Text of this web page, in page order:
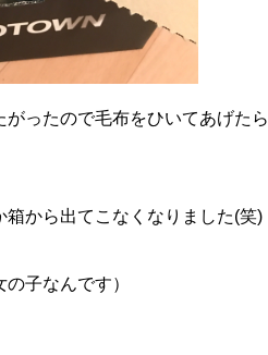
ったので毛布をひいてあげたら
から出てこなくなりました(笑)
子なんです）